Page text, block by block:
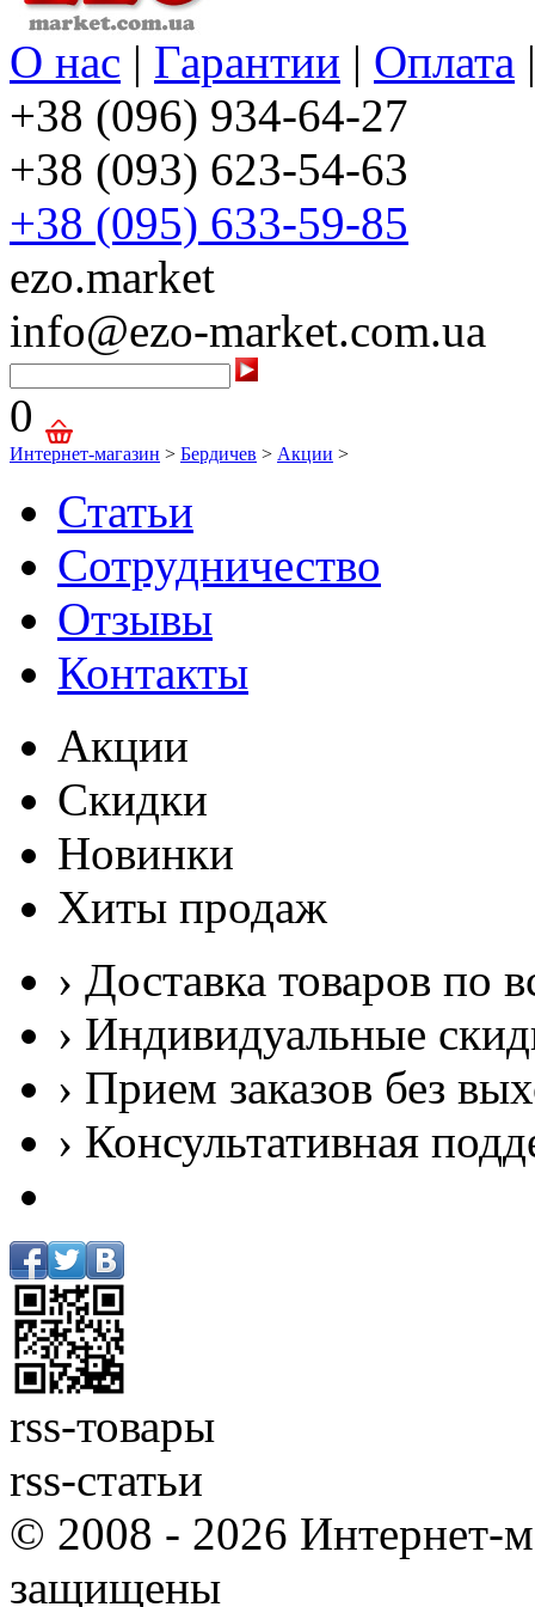
О нас | Гарантии | Оплата
+38 (096) 934-64-27
+38 (093) 623-54-63
+38 (095) 633-59-85
ezo.market
info@ezo-market.com.ua
0
Интернет-магазин > Бердичев > Акции >
Статьи
Сотрудничество
Отзывы
Контакты
Акции
Скидки
Новинки
Хиты продаж
› Доставка товаров по
› Индивидуальные
› Прием заказов без
› Консультативная
rss-товары
rss-статьи
© 2008 - 2026 Интернет-
защищены